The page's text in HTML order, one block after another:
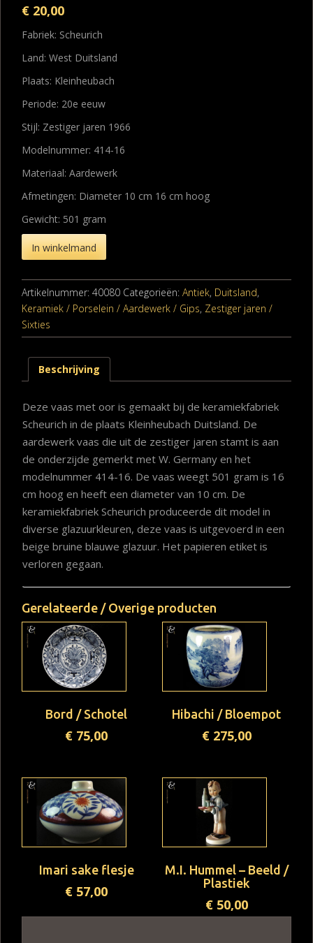
€ 20,00
Fabriek: Scheurich
Land: West Duitsland
Plaats: Kleinheubach
Periode: 20e eeuw
Stijl: Zestiger jaren 1966
Modelnummer: 414-16
Materiaal: Aardewerk
Afmetingen: Diameter 10 cm 16 cm hoog
Gewicht: 501 gram
In winkelmand
Artikelnummer: 40080 Categorieën: Antiek, Duitsland,
Keramiek / Porselein / Aardewerk / Gips, Zestiger jaren /
Sixties
Beschrijving
Deze vaas met oor is gemaakt bij de keramiekfabriek
Scheurich in de plaats Kleinheubach Duitsland. De
aardewerk vaas die uit de zestiger jaren stamt is aan
de onderzijde gemerkt met W. Germany en het
modelnummer 414-16. De vaas weegt 501 gram is 16
cm hoog en heeft een diameter van 10 cm. De
keramiekfabriek Scheurich produceerde dit model in
diverse glazuurkleuren, deze vaas is uitgevoerd in een
beige bruine blauwe glazuur. Het papieren etiket is
verloren gegaan.
Gerelateerde / Overige producten
Bord / Schotel
€ 75,00
Hibachi / Bloempot
€275,00
Imari sake flesje
€ 57,00
M.I. Hummel – Beeld /
Plastiek
€50,00